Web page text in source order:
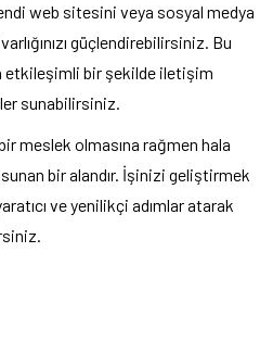
web sitesini veya sosyal medya
güçlendirebilirsiniz. Bu
etkileşimli bir şekilde iletişim
sunabilirsiniz.
meslek olmasına rağmen hala
bir alandır. İşinizi geliştirmek
ve yenilikçi adımlar atarak